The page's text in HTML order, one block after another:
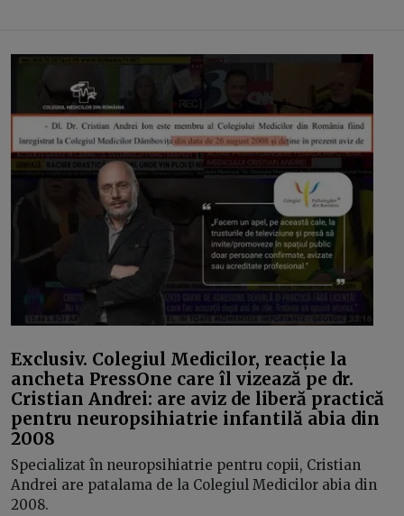
Exclusiv. Colegiul Medicilor, reacție la
ancheta PressOne care îl vizează pe dr.
Cristian Andrei: are aviz de liberă practică
pentru neuropsihiatrie infantilă abia din
2008
Specializat în neuropsihiatrie pentru copii, Cristian
Andrei are patalama de la Colegiul Medicilor abia din
2008.